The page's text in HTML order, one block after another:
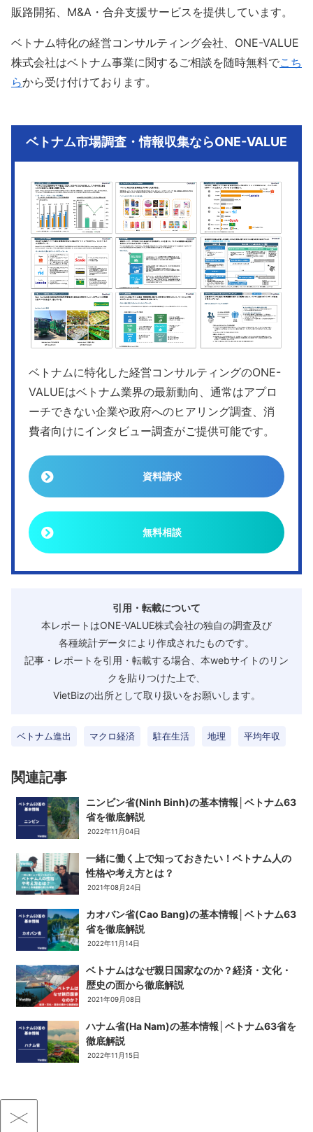
販路開拓、M&A・合弁支援サービスを提供しています。
ベトナム特化の経営コンサルティング会社、ONE-VALUE
株式会社はベトナム事業に関するご相談を随時無料でこち
らから受け付けております。
ベトナム市場調査・情報収集ならONE-VALUE
ベトナムに特化した経営コンサルティングのONE-
VALUEはベトナム業界の最新動向、通常はアプロ
ーチできない企業や政府へのヒアリング調査、消
費者向けにインタビュー調査がご提供可能です。
資料請求
無料相談
引用・転載について
本レポートはONE-VALUE株式会社の独自の調査及び
各種統計データにより作成されたものです。
記事・レポートを引用・転載する場合、本webサイトのリン
クを貼りつけた上で、
VietBizの出所として取り扱いをお願いします。
ベトナム進出 マクロ経済 駐在生活 地理 平均年収
関連記事
ニンビン省(Ninh Binh)の基本情報│ベトナム63
省を徹底解説
2022年11月04日
一緒に働く上で知っておきたい！ベトナム人の
性格や考え方とは？
2021年08月24日
カオバン省(Cao Bang)の基本情報│ベトナム63
省を徹底解説
2022年11月14日
ベトナムはなぜ親日国家なのか？経済・文化・
歴史の面から徹底解説
2021年09月08日
ハナム省(Ha Nam)の基本情報│ベトナム63省を
徹底解説
2022年11月15日